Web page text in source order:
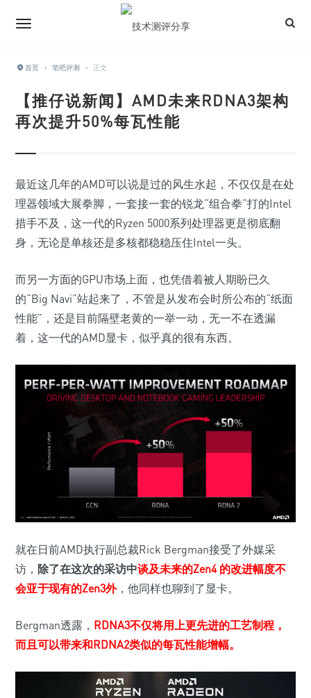
首页 › 笔吧评测 › 正文
【推仔说新闻】AMD未来RDNA3架构
再次提升50%每瓦性能
最近这几年的AMD可以说是过的风生水起，不仅仅是在处
理器领域大展拳脚，一套接一套的锐龙“组合拳”打的Intel
措手不及，这一代的Ryzen 5000系列处理器更是彻底翻
身，无论是单核还是多核都稳稳压住Intel一头。
而另一方面的GPU市场上面，也凭借着被人期盼已久
的“Big Navi”站起来了，不管是从发布会时所公布的“纸面
性能”，还是目前隔壁老黄的一举一动，无一不在透漏
着，这一代的AMD显卡，似乎真的很有东西。
就在日前AMD执行副总裁Rick Bergman接受了外媒采
访， 除了在这次的采访中谈及未来的Zen4 的改进幅度不
会亚于现有的Zen3外，他同样也聊到了显卡。
Bergman透露， RDNA3不仅将用上更先进的工艺制程，
而且可以带来和RDNA2类似的每瓦性能增幅。